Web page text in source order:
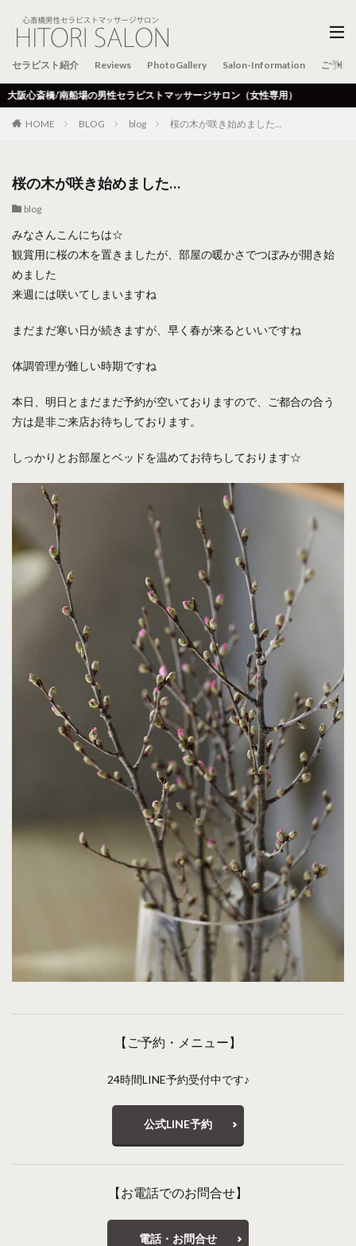
セラピスト紹介 Reviews PhotoGallery Salon-Information ご予約
心斎橋/南船場の男性セラピストマッサージサロン（女性専用）
HOME BLOG blog 桜の木が咲き始めました…
桜の木が咲き始めました…
blog
みなさんこんにちは☆
観賞用に桜の木を置きましたが、部屋の暖かさでつぼみが開き始
めました
来週には咲いてしまいますね
まだまだ寒い日が続きますが、早く春が来るといいですね
体調管理が難しい時期ですね
本日、明日とまだまだ予約が空いておりますので、ご都合の合う
方は是非ご来店お待ちしております。
しっかりとお部屋とベッドを温めてお待ちしております☆
【ご予約・メニュー】
24時間LINE予約受付中です♪
公式LINE予約
【お電話でのお問合せ】
電話・お問合せ